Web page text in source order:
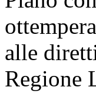
alle
Regione